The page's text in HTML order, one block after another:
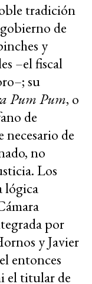
tradición
de
y
–el fiscal
su
Pum Pum, o
de
de
no
Los
lógica
por
y Javier
entonces
el titular de